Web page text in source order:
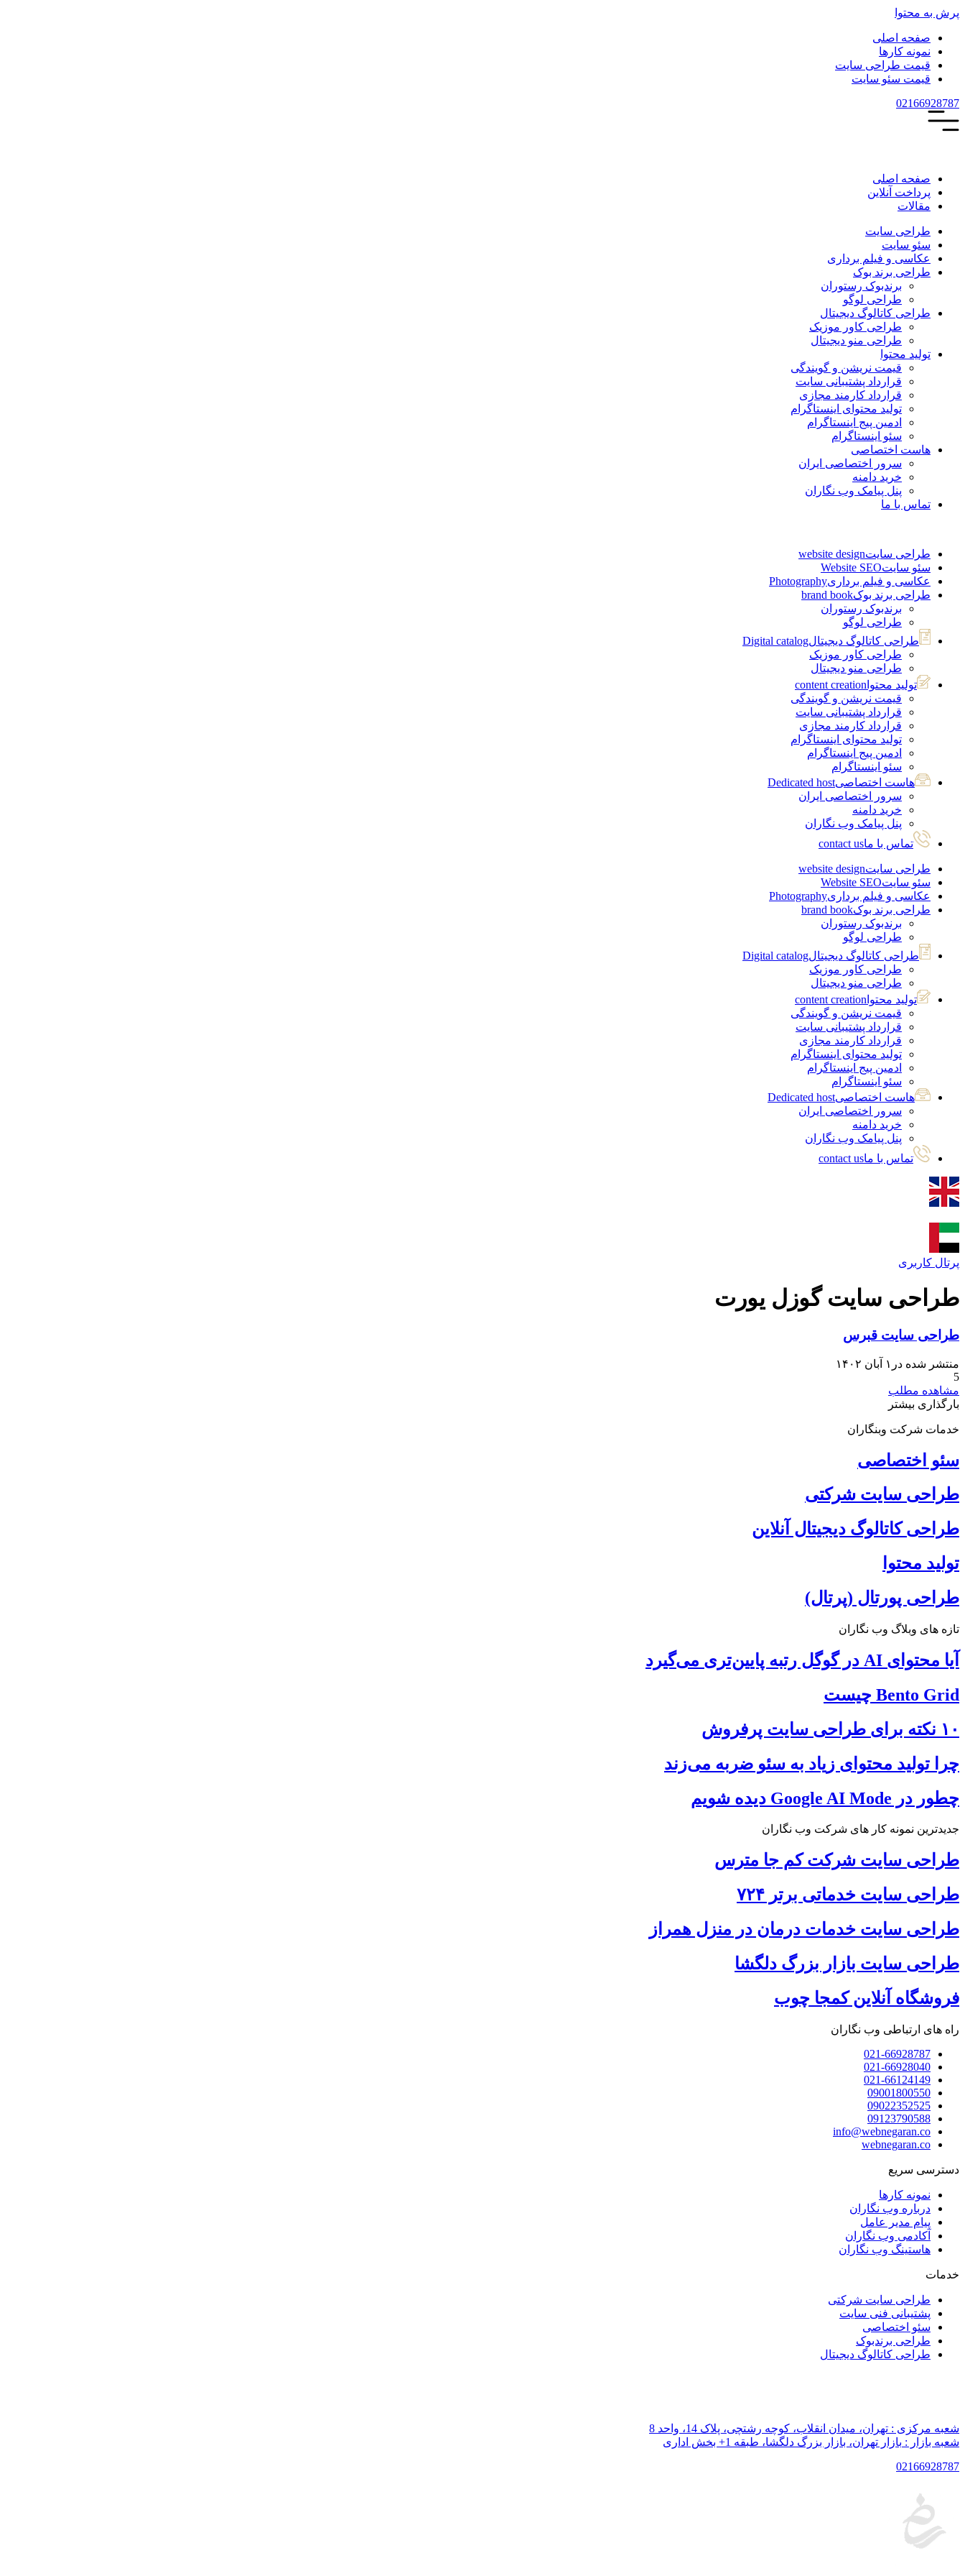
پرش به محتوا
صفحه اصلی
نمونه کارها
قیمت طراحی سایت
قیمت سئو سایت
02166928787
صفحه اصلی
پرداخت آنلاین
مقالات
طراحی سایت
سئو سایت
عکاسی و فیلم برداری
طراحی برند بوک
برندبوک رستوران
طراحی لوگو
طراحی کاتالوگ دیجیتال
طراحی کاور موزیک
طراحی منو دیجیتال
تولید محتوا
قیمت نریشن و گویندگی
قرارداد پشتیبانی سایت
قرارداد کارمند مجازی
تولید محتوای اینستاگرام
ادمین پیج اینستاگرام
سئو اینستاگرام
هاست اختصاصی
سرور اختصاصی ایران
خرید دامنه
پنل پیامک وب نگاران
تماس با ما
طراحی سایتwebsite design
سئو سایتWebsite SEO
عکاسی و فیلم برداریPhotography
طراحی برند بوکbrand book
برندبوک رستوران
طراحی لوگو
طراحی کاتالوگ دیجیتالDigital catalog
طراحی کاور موزیک
طراحی منو دیجیتال
تولید محتوا content creation
قیمت نریشن و گویندگی
قرارداد پشتیبانی سایت
قرارداد کارمند مجازی
تولید محتوای اینستاگرام
ادمین پیج اینستاگرام
سئو اینستاگرام
هاست اختصاصیDedicated host
سرور اختصاصی ایران
خرید دامنه
پنل پیامک وب نگاران
تماس با ماcontact us
طراحی سایتwebsite design
سئو سایتWebsite SEO
عکاسی و فیلم برداریPhotography
طراحی برند بوکbrand book
برندبوک رستوران
طراحی لوگو
طراحی کاتالوگ دیجیتالDigital catalog
طراحی کاور موزیک
طراحی منو دیجیتال
تولید محتوا content creation
قیمت نریشن و گویندگی
قرارداد پشتیبانی سایت
قرارداد کارمند مجازی
تولید محتوای اینستاگرام
ادمین پیج اینستاگرام
سئو اینستاگرام
هاست اختصاصیDedicated host
سرور اختصاصی ایران
خرید دامنه
پنل پیامک وب نگاران
تماس با ماcontact us
پرتال کاربری
طراحی سایت گوزل یورت
طراحی سایت قبرس
منتشر شده در۱ آبان ۱۴۰۲
5
مشاهده مطلب
بارگذاری بیشتر
خدمات شرکت وبنگاران
سئو اختصاصی
طراحی سایت شرکتی
طراحی کاتالوگ دیجیتال آنلاین
تولید محتوا
طراحی پورتال (پرتال)
تازه های وبلاگ وب نگاران
آیا محتوای AI در گوگل رتبه پایین‌تری می‌گیرد
Bento Grid چیست
۱۰ نکته برای طراحی سایت پرفروش
چرا تولید محتوای زیاد به سئو ضربه می‌زند
چطور در Google AI Mode دیده شویم
جدیدترین نمونه کار های شرکت وب نگاران
طراحی سایت شرکت کم جا مترس
طراحی سایت خدماتی برتر ۷۲۴
طراحی سایت خدمات درمان در منزل همراز
طراحی سایت بازار بزرگ دلگشا
فروشگاه آنلاین کمجا چوب
راه های ارتباطی وب نگاران
021-66928787
021-66928040
021-66124149
09001800550
09022352525
09123790588
info@webnegaran.co
webnegaran.co
دسترسی سریع
نمونه کارها
درباره وب نگاران
پیام مدیر عامل
آکادمی وب نگاران
هاستینگ وب نگاران
خدمات
طراحی سایت شرکتی
پشتیبانی فنی سایت
سئو اختصاصی
طراحی برندبوک
طراحی کاتالوگ دیجیتال
شعبه مرکزی : تهران، میدان انقلاب، کوچه رشتچی، پلاک 14، واحد 8
شعبه بازار : بازار تهران، بازار بزرگ دلگشا، طبقه 1+ بخش اداری
02166928787